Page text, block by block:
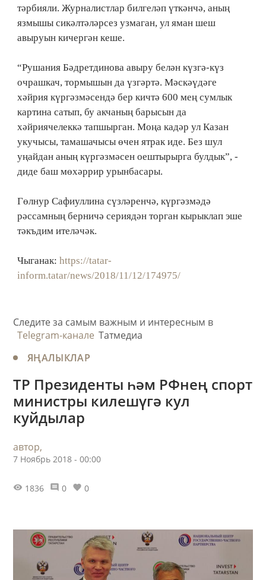
тәрбияли. Журналистлар билгеләп үткәнчә, аның
язмышы сикәлтәләрсез узмаган, ул яман шеш
авыруын кичергән кеше.
“Рушания Бәдретдинова авыру белән күзгә-күз
очрашкач, тормышын да үзгәртә. Мәскәүдәге
хәйрия күргәзмәсендә бер кичтә 600 мең сумлык
картина сатып, бу акчаның барысын да
хәйриячелеккә тапшырган. Моңа кадәр ул Казан
укучысы, тамашачысы өчен ятрак иде. Без шул
уңайдан аның күргәзмәсен оештырырга булдык”, -
диде баш мөхәррир урынбасары.
Гөлнур Сафиуллина сүзләренчә, күргәзмәдә
рәссамның берничә сериядән торган кырыклап эше
тәкъдим ителәчәк.
Чыганак: https://tatar-
inform.tatar/news/2018/11/12/174975/
Следите за самым важным и интересным в
Telegram-канале Татмедиа
ЯҢАЛЫКЛАР
ТР Президенты һәм РФнең спорт
министры килешүгә кул
куйдылар
автор,
7 Ноябрь 2018 - 00:00
1836 0 0